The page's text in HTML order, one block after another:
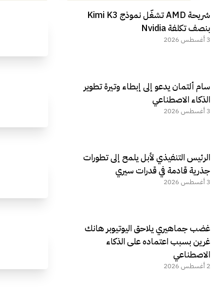
مراجعة شاملة لعملاق الألعاب
الجديد REDMAGIC 11 AIR
شريحة AMD تشغّل نموذج Kimi K3
بنصف تكلفة Nvidia
3 أغسطس 2026
سام ألتمان يدعو إلى إبطاء وتيرة تطوير
الذكاء الاصطناعي
3 أغسطس 2026
الرئيس التنفيذي لأبل يلمح إلى تطورات
جذرية قادمة في قدرات سيري
3 أغسطس 2026
غضب جماهيري يلاحق اليوتيوبر هانك
غرين بسبب اعتماده على الذكاء
الاصطناعي
2 أغسطس 2026